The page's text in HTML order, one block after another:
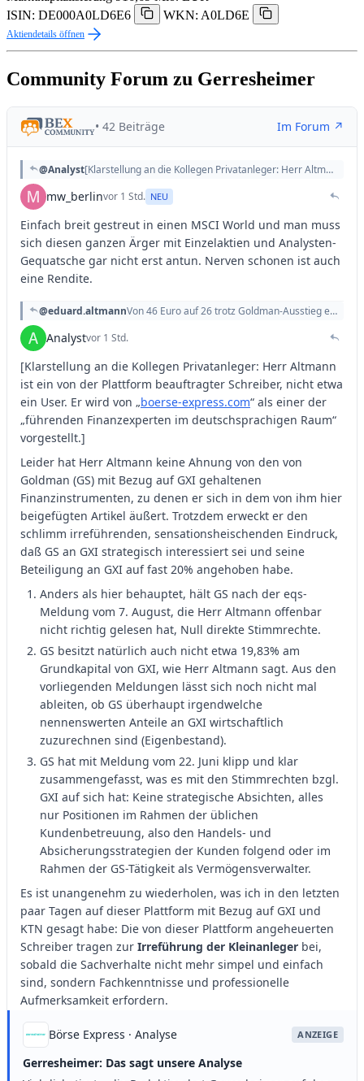
ISIN: DE000A0LD6E6
WKN: A0LD6E
Aktiendetails öffnen
Community Forum zu Gerresheimer